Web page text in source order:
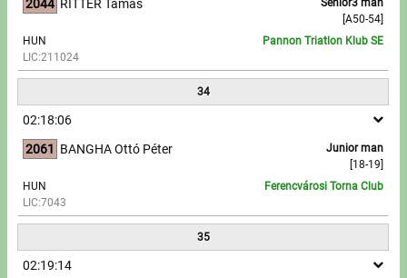
2044
[A50-54]
RITTER Tamás
HUN
LIC:211024
Pannon Triatlon Klub SE
34
02:18:06
2061
Junior man
[18-19]
BANGHA Ottó Péter
HUN
LIC:7043
Ferencvárosi Torna Club
35
02:19:14